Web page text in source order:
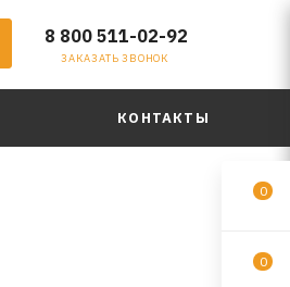
8 800 511-02-92
ЗАКАЗАТЬ ЗВОНОК
КОНТАКТЫ
0
0